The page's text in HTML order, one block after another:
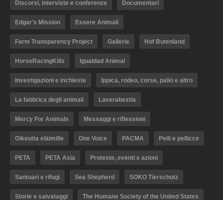
Discorsi, interviste e conferenze Documentari
Edgar's Mission Essere Animali
Farm Transparency Project Gallerie Hof Butenland
HorseRacingKills Igualdad Animal
Investigazioni e inchieste Ippica, rodeo, corse, palio e altro
La fabbrica degli animali Laverabestia
Mercy For Animals Messaggi e riflessioni
Oikeutta eläimille One Voice PACMA Pelli e pellicce
PETA PETA Asia Proteste, eventi e azioni
Santuari e rifugi Sea Shepherd SOKO Tierschutz
Storie e salvataggi The Humane Society of the United States